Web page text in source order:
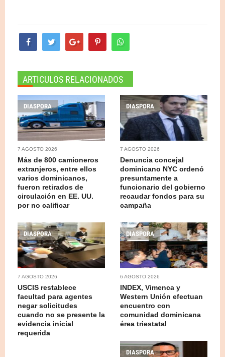
ARTICULOS RELACIONADOS
DIASPORA
7 AGOSTO 2026
Más de 800 camioneros
extranjeros, entre ellos
varios dominicanos,
fueron retirados de
circulación en EE. UU.
por no calificar
DIASPORA
7 AGOSTO 2026
Denuncia concejal
dominicano NYC ordenó
presuntamente a
funcionario del gobierno
recaudar fondos para su
campaña
DIASPORA
7 AGOSTO 2026
USCIS restablece
facultad para agentes
negar solicitudes
cuando no se presente la
evidencia inicial
requerida
DIASPORA
6 AGOSTO 2026
INDEX, Vimenca y
Western Unión efectuan
encuentro con
comunidad dominicana
érea triestatal
DIASPORA